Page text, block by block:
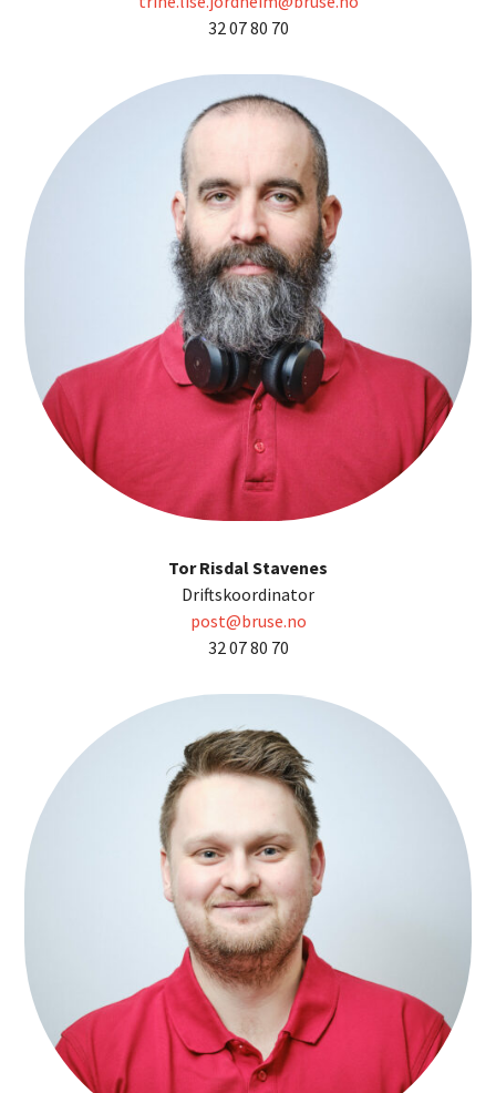
32 07 80 70
Tor Risdal Stavenes
Driftskoordinator
post@bruse.no
32 07 80 70